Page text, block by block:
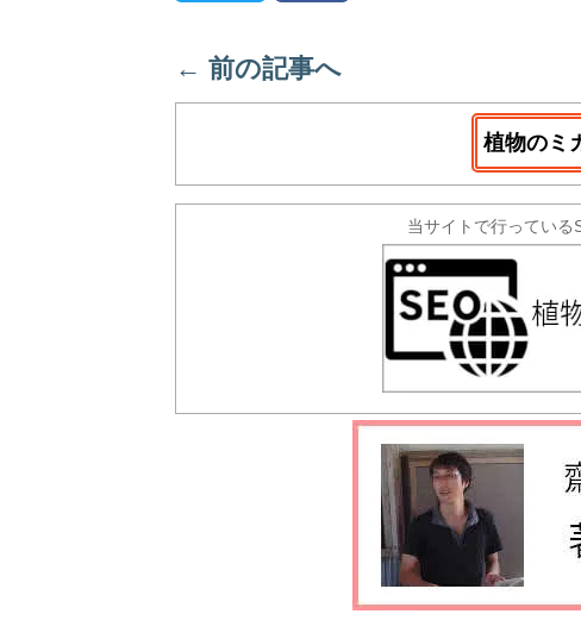
← 前の記事へ
植物のミ
当サイトで行っている